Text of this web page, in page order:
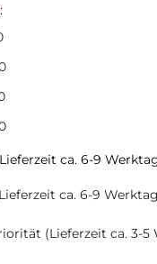
:
ca. 6-9
ca. 6-9
(Lieferzeit ca. 3-5